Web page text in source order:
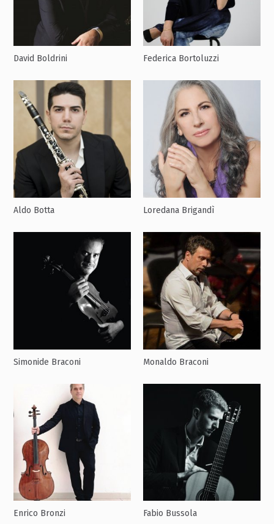
David Boldrini Federica Bortoluzzi
Aldo Botta Loredana Brigandì
Simonide Braconi Monaldo Braconi
Enrico Bronzi Fabio Bussola